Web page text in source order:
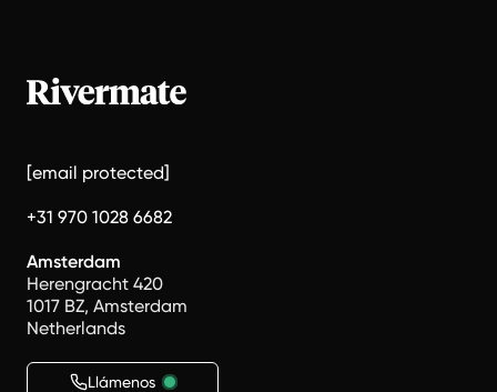
[email protected]
+31 970 1028 6682
Amsterdam
Herengracht 420
1017 BZ, Amsterdam
Netherlands
Llámenos